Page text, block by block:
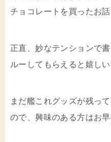
チョコレートを買ったお話
正直、妙なテンションで
ルーしてもらえると嬉しい
まだ艦これグッズが残っ
ので、興味のある方はお早